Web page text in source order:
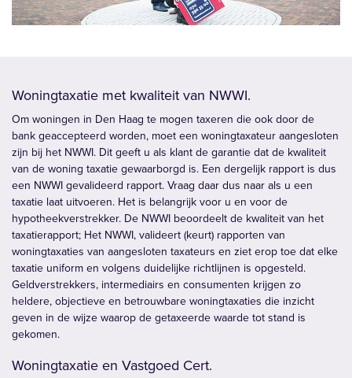
Woningtaxatie met kwaliteit van NWWI.
Om woningen in Den Haag te mogen taxeren die ook door de
bank geaccepteerd worden, moet een woningtaxateur aangesloten
zijn bij het NWWI. Dit geeft u als klant de garantie dat de kwaliteit
van de woning taxatie gewaarborgd is. Een dergelijk rapport is dus
een NWWI gevalideerd rapport. Vraag daar dus naar als u een
taxatie laat uitvoeren. Het is belangrijk voor u en voor de
hypotheekverstrekker. De NWWI beoordeelt de kwaliteit van het
taxatierapport; Het NWWI, valideert (keurt) rapporten van
woningtaxaties van aangesloten taxateurs en ziet erop toe dat elke
taxatie uniform en volgens duidelijke richtlijnen is opgesteld.
Geldverstrekkers, intermediairs en consumenten krijgen zo
heldere, objectieve en betrouwbare woningtaxaties die inzicht
geven in de wijze waarop de getaxeerde waarde tot stand is
gekomen.
Woningtaxatie en Vastgoed Cert.